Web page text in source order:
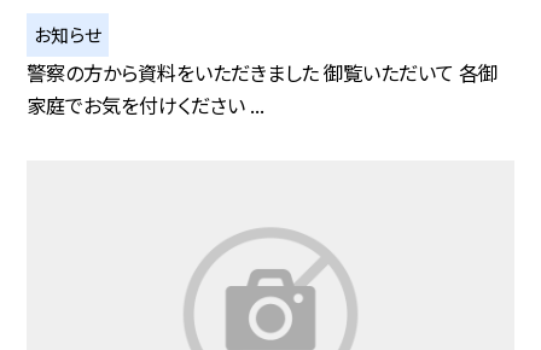
お知らせ
警察の方から資料をいただきました 御覧いただいて 各御
家庭でお気を付けください ...